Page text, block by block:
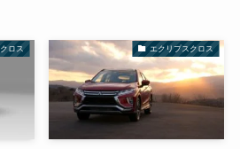
ロス エクリプスクロス